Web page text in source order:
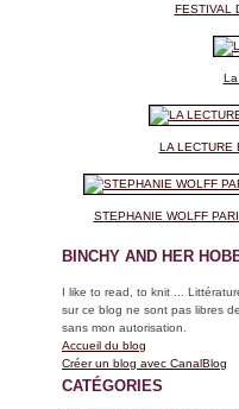
FESTIVAL
La
LA LECTURE
STEPHANIE WOLFF
BINCHY AND HER
I like to read, to knit ...
sur ce blog ne sont pas libres
sans mon autorisation.
Accueil du blog
Créer un blog avec CanalBlog
CATÉGORIES